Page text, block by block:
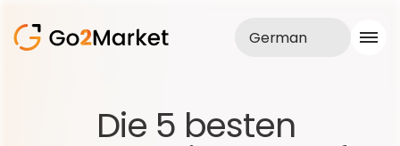
Realisationen
German
Die 5 besten